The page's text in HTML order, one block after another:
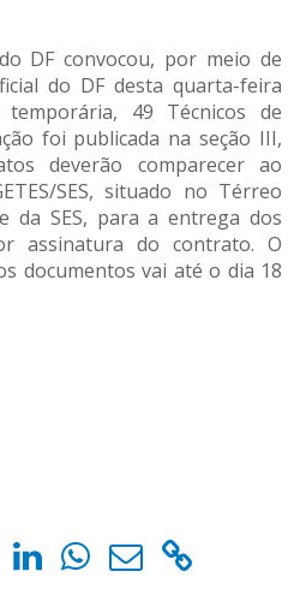
DF convocou, por meio de
do DF desta quarta-feira
49 Técnicos de
foi publicada na seção III,
deverão comparecer ao
SES, situado no Térreo
da SES, para a entrega dos
assinatura do contrato. O
documentos vai até o dia 18